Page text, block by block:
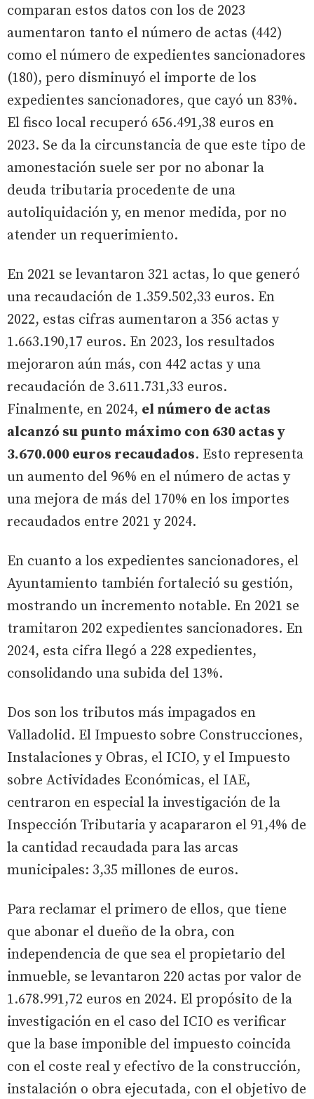
comparan estos datos con los de 2023
aumentaron tanto el número de actas (442)
como el número de expedientes sancionadores
(180), pero disminuyó el importe de los
expedientes sancionadores, que cayó un 83%.
El fisco local recuperó 656.491,38 euros en
2023. Se da la circunstancia de que este tipo de
amonestación suele ser por no abonar la
deuda tributaria procedente de una
autoliquidación y, en menor medida, por no
atender un requerimiento.
En 2021 se levantaron 321 actas, lo que generó
una recaudación de 1.359.502,33 euros. En
2022, estas cifras aumentaron a 356 actas y
1.663.190,17 euros. En 2023, los resultados
mejoraron aún más, con 442 actas y una
recaudación de 3.611.731,33 euros.
Finalmente, en 2024, el número de actas
alcanzó su punto máximo con 630 actas y
3.670.000 euros recaudados. Esto representa
un aumento del 96% en el número de actas y
una mejora de más del 170% en los importes
recaudados entre 2021 y 2024.
En cuanto a los expedientes sancionadores, el
Ayuntamiento también fortaleció su gestión,
mostrando un incremento notable. En 2021 se
tramitaron 202 expedientes sancionadores. En
2024, esta cifra llegó a 228 expedientes,
consolidando una subida del 13%.
Dos son los tributos más impagados en
Valladolid. El Impuesto sobre Construcciones,
Instalaciones y Obras, el ICIO, y el Impuesto
sobre Actividades Económicas, el IAE,
centraron en especial la investigación de la
Inspección Tributaria y acapararon el 91,4% de
la cantidad recaudada para las arcas
municipales: 3,35 millones de euros.
Para reclamar el primero de ellos, que tiene
que abonar el dueño de la obra, con
independencia de que sea el propietario del
inmueble, se levantaron 220 actas por valor de
1.678.991,72 euros en 2024. El propósito de la
investigación en el caso del ICIO es verificar
que la base imponible del impuesto coincida
con el coste real y efectivo de la construcción,
instalación o obra ejecutada, con el objetivo de